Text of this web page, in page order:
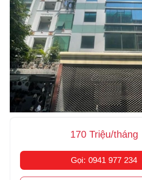
170 Triệu/tháng
Gọi: 0941 977 234